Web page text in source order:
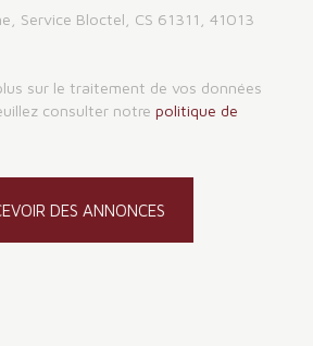
Service Bloctel, CS 61311, 41013
sur le traitement de vos données
consulter notre politique de
DES ANNONCES